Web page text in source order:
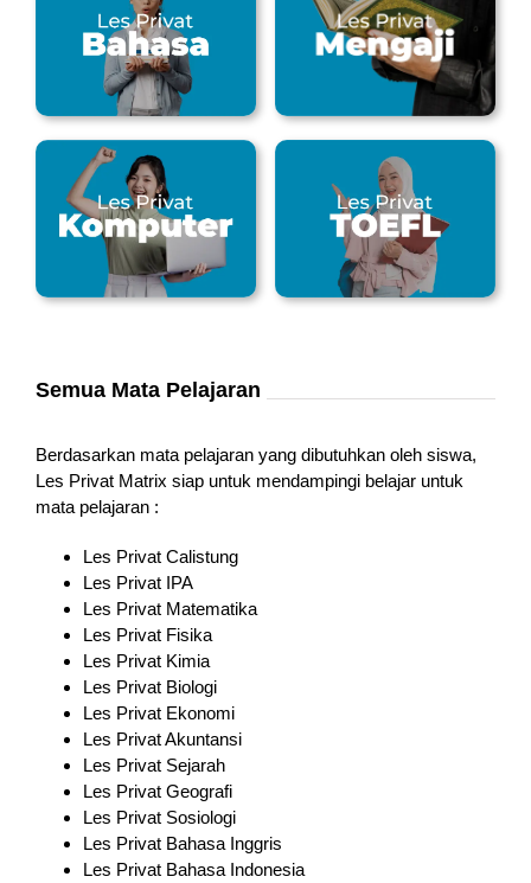
Semua Mata Pelajaran
Berdasarkan mata pelajaran yang dibutuhkan oleh siswa,
Les Privat Matrix siap untuk mendampingi belajar untuk
mata pelajaran :
Les Privat Calistung
Les Privat IPA
Les Privat Matematika
Les Privat Fisika
Les Privat Kimia
Les Privat Biologi
Les Privat Ekonomi
Les Privat Akuntansi
Les Privat Sejarah
Les Privat Geografi
Les Privat Sosiologi
Les Privat Bahasa Inggris
Les Privat Bahasa Indonesia